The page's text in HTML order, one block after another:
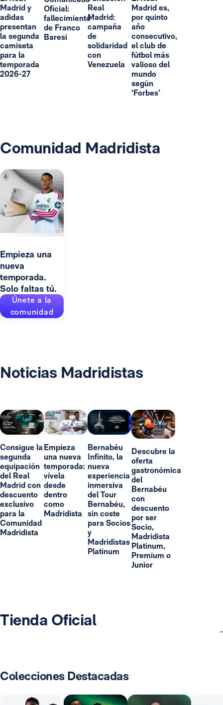
Madrid y
adidas
presentan
la segunda
camiseta
para la
temporada
2026-27
Oficial:
fallecimiento
de Franco
Baresi
Real
Madrid:
campaña
de
solidaridad
con
Venezuela
Madrid es,
por quinto
año
consecutivo,
el club de
fútbol más
valioso del
mundo
según
‘Forbes’
Comunidad Madridista
Empieza una
nueva
temporada.
Solo faltas tú.
Únete a la
comunidad
Noticias Madridistas
Consigue la
segunda
equipación
del Real
Madrid con
descuento
exclusivo
para la
Comunidad
Madridista
Empieza
una nueva
temporada:
vívela
desde
dentro
como
Madridista
Bernabéu
Infinito, la
nueva
experiencia
inmersiva
del Tour
Bernabéu,
sin coste
para Socios
y
Madridistas
Platinum
Descubre la
oferta
gastronómica
del
Bernabéu
con
descuento
por ser
Socio,
Madridista
Platinum,
Premium o
Junior
Tienda Oficial
Colecciones Destacadas